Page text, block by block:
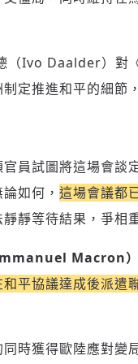
當作禮物
花費 NT49 元
（Ivo Daalder）對
定推進和平的細節
員試圖將這場會談
如何， 這場會議都
靜等待結果，爭相
Macron
平協議達成後派遣
時獲得歐陸應對變
楚結構，讓多元領域交
度的內容、觀點，以及
族、宗教、性別等身份
不限於恐嚇、髒話、威
視角，深入國際政經脈動
費會員專屬內容
析報導文章